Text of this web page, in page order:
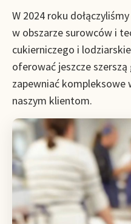
W 2024 roku
w obszarze surowców i
cukierniczego i
oferować jeszcze
zapewniać kompleksowe
naszym klientom.